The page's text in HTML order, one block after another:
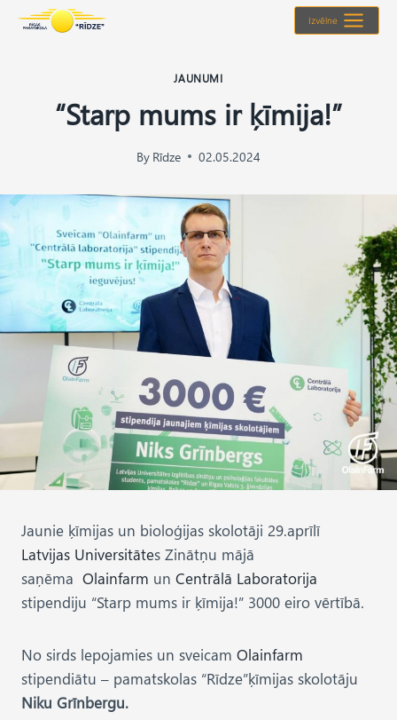
Izvēlne
JAUNUMI
“Starp mums ir ķīmija!”
By Rīdze 02.05.2024
Jaunie ķīmijas un bioloģijas skolotāji 29.aprīlī
Latvijas Universitātes Zinātņu mājā
saņēma Olainfarm un Centrālā Laboratorija
stipendiju “Starp mums ir ķīmija!” 3000 eiro vērtībā.
No sirds lepojamies un sveicam Olainfarm
stipendiātu – pamatskolas “Rīdze”ķīmijas skolotāju
Niku Grīnbergu.